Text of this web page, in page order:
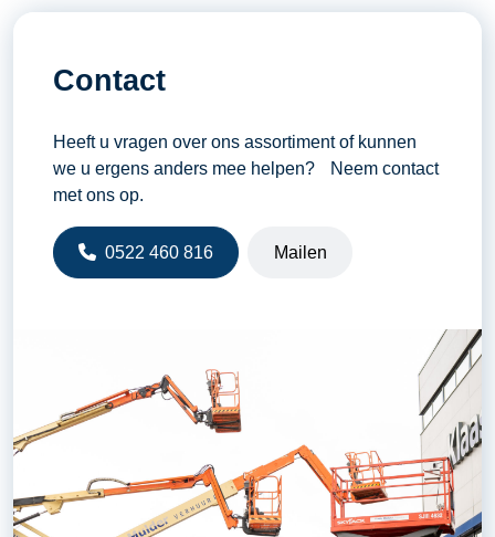
Contact
Heeft u vragen over ons assortiment of kunnen
we u ergens anders mee helpen? Neem contact
met ons op.
0522 460 816 Mailen